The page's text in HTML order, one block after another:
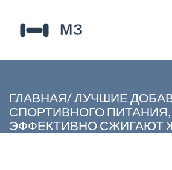
ГЛАВНАЯ/ЛУЧШИЕ
СПОРТИВНОГО
ЭФФЕКТИВНО СЖИГАЮТ